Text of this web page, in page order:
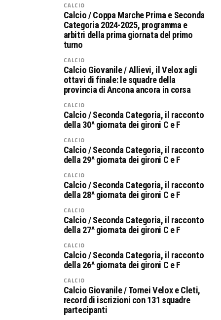
CALCIO
Calcio / Coppa Marche Prima e Seconda
Categoria 2024-2025, programma e
arbitri della prima giornata del primo
turno
CALCIO
Calcio Giovanile / Allievi, il Velox agli
ottavi di finale: le squadre della
provincia di Ancona ancora in corsa
CALCIO
Calcio / Seconda Categoria, il racconto
della 30^ giornata dei gironi C e F
CALCIO
Calcio / Seconda Categoria, il racconto
della 29^ giornata dei gironi C e F
CALCIO
Calcio / Seconda Categoria, il racconto
della 28^ giornata dei gironi C e F
CALCIO
Calcio / Seconda Categoria, il racconto
della 27^ giornata dei gironi C e F
CALCIO
Calcio / Seconda Categoria, il racconto
della 26^ giornata dei gironi C e F
CALCIO
Calcio Giovanile / Tornei Velox e Cleti,
record di iscrizioni con 131 squadre
partecipanti